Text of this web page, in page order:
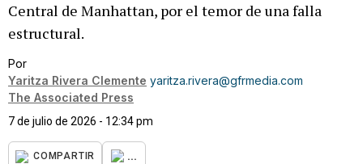
Central de Manhattan, por el temor de una falla
estructural.
Por
Yaritza Rivera Clemente yaritza.rivera@gfrmedia.com
The Associated Press
7 de julio de 2026 - 12:34 pm
COMPARTIR ...